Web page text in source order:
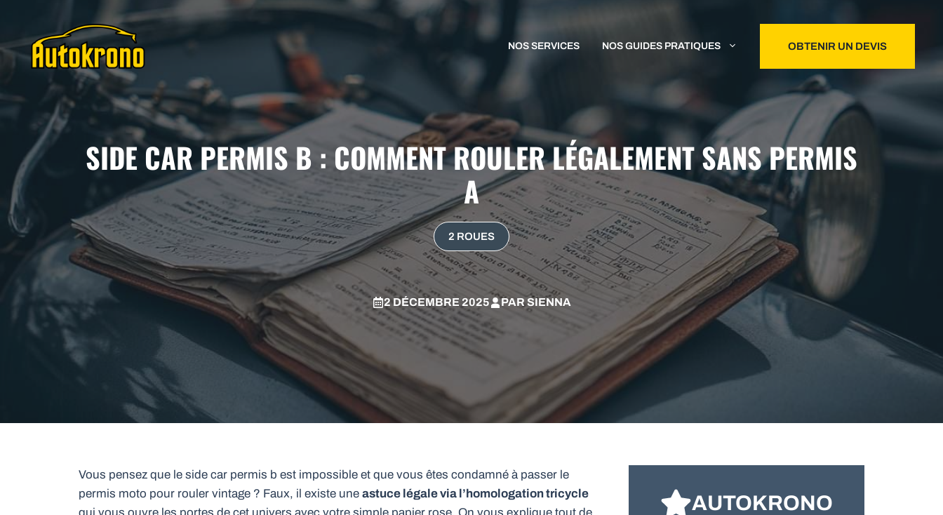
contenu
NOS SERVICES NOS GUIDES PRATIQUES OBTENIR UN DEVIS
SIDE CAR PERMIS B : COMMENT ROULER LÉGALEMENT SANS PERMIS
A
2 ROUES
2 DÉCEMBRE 2025 PARSIENNA
Vous pensez que le side car permis b est impossible et que vous êtes condamné à passer le
permis moto pour rouler vintage ? Faux, il existe une astuce légale via l’homologation tricycle
AUTOKRONO